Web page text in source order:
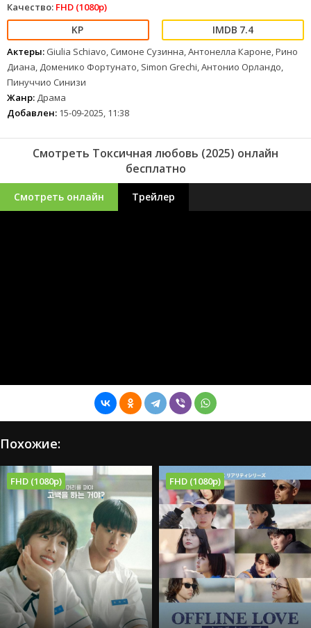
Качество: FHD (1080p)
7.4
Актеры: Giulia Schiavo, Симоне Сузинна, Антонелла Кароне, Рино
Диана, Доменико Фортунато, Simon Grechi, Антонио Орландо,
Пинуччио Синизи
Жанр: Драма
Добавлен: 15-09-2025, 11:38
Смотреть Токсичная любовь (2025) онлайн
бесплатно
Смотреть онлайн Трейлер
Похожие:
FHD (1080p) FHD (1080p)